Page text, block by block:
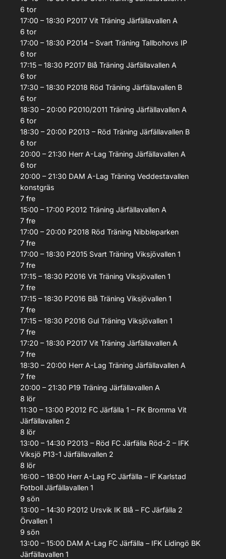
6 tor
17:00 – 18:30 P2017 Vit Träning Järfällavallen A
6 tor
17:00 – 18:30 P2014 – Svart Träning Tallbohovs IP
6 tor
17:15 – 18:30 P2017 Blå Träning Järfällavallen A
6 tor
17:30 – 18:30 P2018 Röd Träning Järfällavallen B
6 tor
18:30 – 20:00 P2010/2011 Träning Järfällavallen A
6 tor
18:30 – 20:00 P2013 – Röd Träning Järfällavallen B
6 tor
20:00 – 21:30 Herr A-Lag Träning Järfällavallen A
6 tor
20:00 – 21:30 DAM A-Lag Träning Veddestavallen
konstgräs
7 fre
15:00 – 17:00 P2012 Träning Järfällavallen A
7 fre
17:00 – 20:00 P2018 Röd Träning Nibbleparken
7 fre
17:00 – 18:30 P2015 Svart Träning Viksjövallen 1
7 fre
17:15 – 18:30 P2016 Vit Träning Viksjövallen 1
7 fre
17:15 – 18:30 P2016 Blå Träning Viksjövallen 1
7 fre
17:15 – 18:30 P2016 Gul Träning Viksjövallen 1
7 fre
17:20 – 18:30 P2017 Vit Träning Järfällavallen A
7 fre
18:30 – 20:00 Herr A-Lag Träning Järfällavallen A
7 fre
20:00 – 21:30 P19 Träning Järfällavallen A
8 lör
11:30 – 13:00 P2012 FC Järfälla 1 – FK Bromma Vit
Järfällavallen 2
8 lör
13:00 – 14:30 P2013 – Röd FC Järfälla Röd-2 – IFK
Viksjö P13-1 Järfällavallen 2
8 lör
16:00 – 18:00 Herr A-Lag FC Järfälla – IF Karlstad
Fotboll Järfällavallen 1
9 sön
13:00 – 14:30 P2012 Ursvik IK Blå – FC Järfälla 2
Örvallen 1
9 sön
13:00 – 15:00 DAM A-Lag FC Järfälla – IFK Lidingö BK
Järfällavallen 1